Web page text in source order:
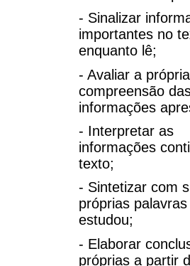
- Sinalizar
importantes no
enquanto lê;
- Avaliar a própria
compreensão
informações
- Interpretar as
informações
texto;
- Sintetizar com
próprias
estudou;
- Elaborar
próprias a partir